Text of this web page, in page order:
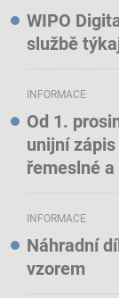
WIPO
službě
INFORMACE
Od 1.
unijní
řemeslné
INFORMACE
Náhradní
vzorem